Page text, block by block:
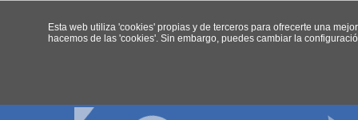
Esta web utiliza 'cookies' propias y de terceros para ofrecerte una
hacemos de las 'cookies'. Sin embargo, puedes cambiar la